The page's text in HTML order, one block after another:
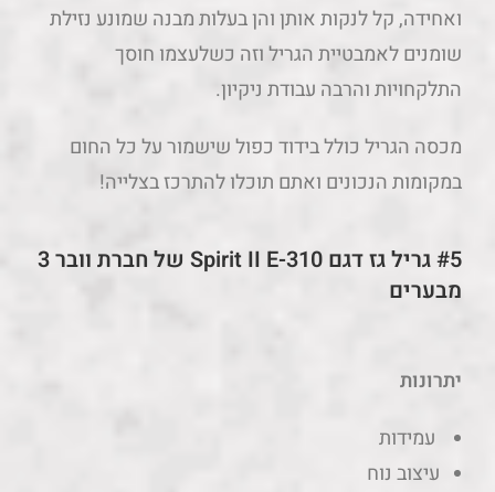
ואחידה, קל לנקות אותן והן בעלות מבנה שמונע נזילת
שומנים לאמבטיית הגריל וזה כשלעצמו חוסך
התלקחויות והרבה עבודת ניקיון.
מכסה הגריל כולל בידוד כפול שישמור על כל החום
במקומות הנכונים ואתם תוכלו להתרכז בצלייה!
#5 גריל גז דגם Spirit II E-310 של חברת וובר 3
מבערים
יתרונות
עמידות
עיצוב נוח